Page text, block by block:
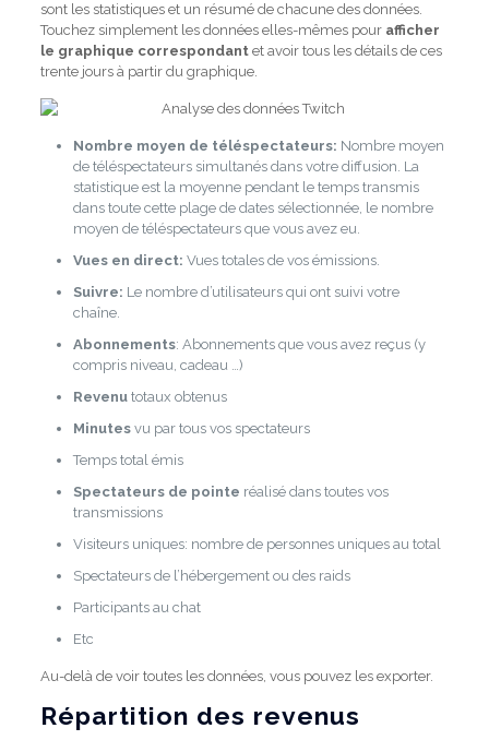
sont les statistiques et un résumé de chacune des données.
Touchez simplement les données elles-mêmes pour afficher
le graphique correspondantet avoir tous les détails de ces
trente jours à partir du graphique.
Nombre moyen de téléspectateurs: Nombre moyen
de téléspectateurs simultanés dans votre diffusion. La
statistique est la moyenne pendant le temps transmis
dans toute cette plage de dates sélectionnée, le nombre
moyen de téléspectateurs que vous avez eu.
Vues en direct: Vues totales de vos émissions.
Suivre: Le nombre d’utilisateurs qui ont suivi votre
chaîne.
Abonnements: Abonnements que vous avez reçus (y
compris niveau, cadeau …)
Revenutotaux obtenus
Minutesvu par tous vos spectateurs
Temps total émis
Spectateurs de pointe réalisé dans toutes vos
transmissions
Visiteurs uniques: nombre de personnes uniques au total
Spectateurs de l’hébergement ou des raids
Participants au chat
Etc
Au-delà de voir toutes les données, vous pouvez les exporter.
Répartition des revenus